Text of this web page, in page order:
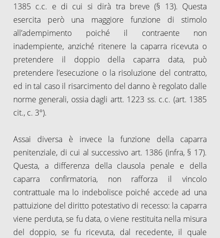
1385 c.c. e di cui si dirà tra breve (§ 13). Questa
esercita però una maggiore funzione di stimolo
all’adempimento poiché il contraente non
inadempiente, anziché ritenere la caparra ricevuta o
pretendere il doppio della caparra data, può
pretendere l’esecuzione o la risoluzione del contratto,
ed in tal caso il risarcimento del danno è regolato dalle
norme generali, ossia dagli artt. 1223 ss. c.c. (art. 1385
cit., c. 3°).
Assai diversa è invece la funzione della caparra
penitenziale, di cui al successivo art. 1386 (infra, § 17).
Questa, a differenza della clausola penale e della
caparra confirmatoria, non rafforza il vincolo
contrattuale ma lo indebolisce poiché accede ad una
pattuizione del diritto potestativo di recesso: la caparra
viene perduta, se fu data, o viene restituita nella misura
del doppio, se fu ricevuta, dal recedente, il quale